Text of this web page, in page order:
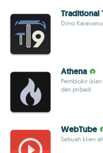
Traditional
Dimo
Athena
Pemblokir
dan pribadi
WebTube
Sebuah klien